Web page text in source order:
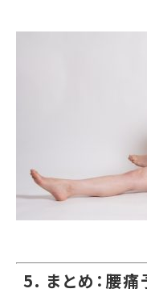
5. まとめ：腰痛